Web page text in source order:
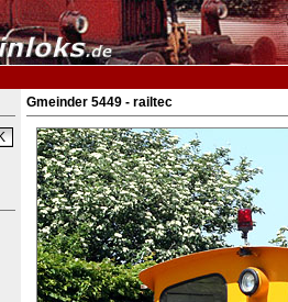
Gmeinder 5449 - railtec